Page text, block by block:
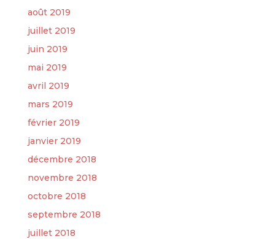
août 2019
juillet 2019
juin 2019
mai 2019
avril 2019
mars 2019
février 2019
janvier 2019
décembre 2018
novembre 2018
octobre 2018
septembre 2018
juillet 2018